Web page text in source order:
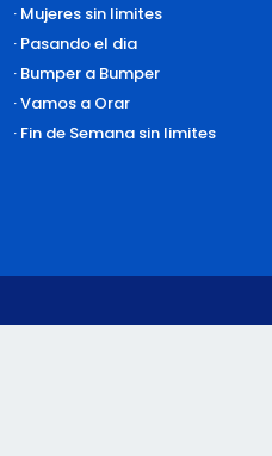
· Mujeres sin limites
· Pasando el dia
· Bumper a Bumper
· Vamos a Orar
· Fin de Semana sin limites